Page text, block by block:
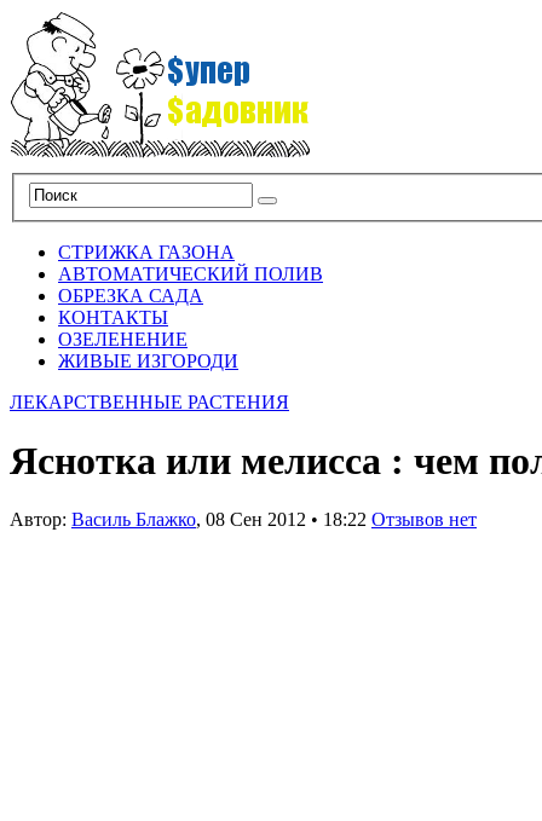
СТРИЖКА ГАЗОНА
АВТОМАТИЧЕСКИЙ ПОЛИВ
ОБРЕЗКА САДА
КОНТАКТЫ
ОЗЕЛЕНЕНИЕ
ЖИВЫЕ ИЗГОРОДИ
ЛЕКАРСТВЕННЫЕ РАСТЕНИЯ
Яснотка или мелисса : чем
Автор: Василь Блажко, 08 Сен 2012 • 18:22 Отзывов нет